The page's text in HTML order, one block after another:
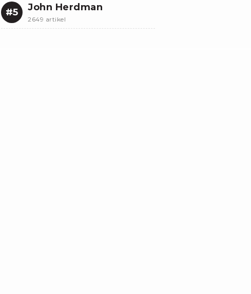
#5 John Herdman
2649 artikel